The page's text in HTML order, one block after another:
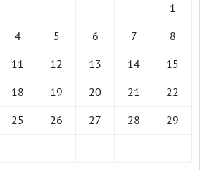
1
4 5 6 7
8
11 12 13 14
15
18 19 20 21
22
25 26 27 28
29